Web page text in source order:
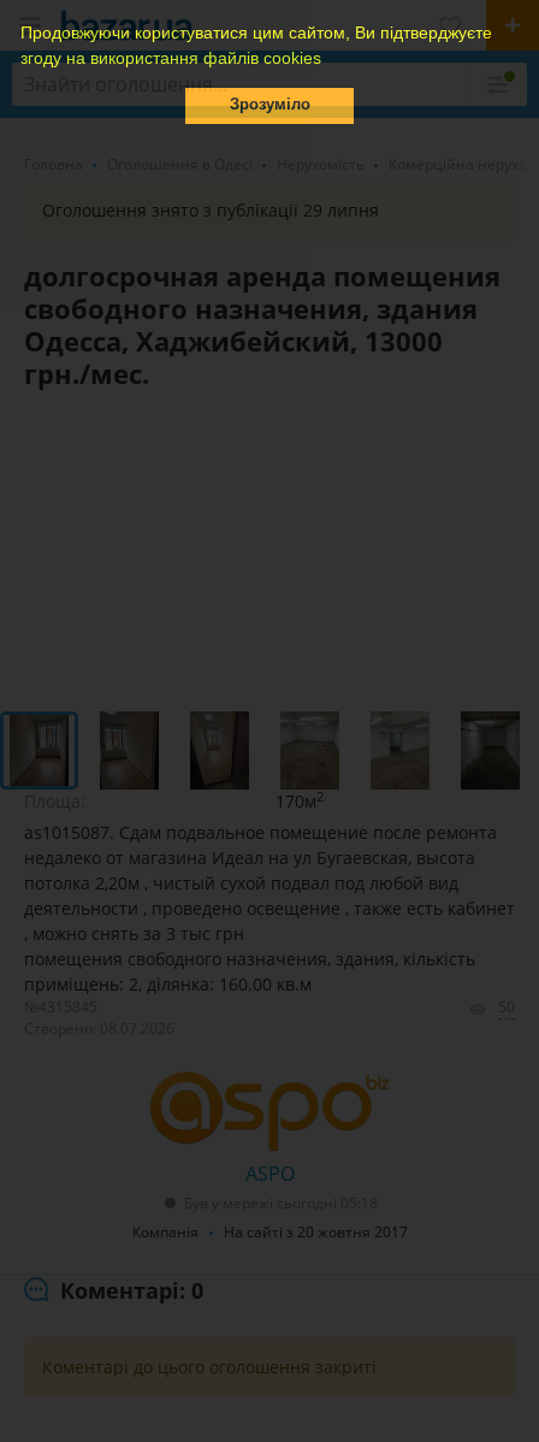
Продовжуючи користуватися цим сайтом, Ви підтверджуєте
згоду на використання файлів cookies
Зрозуміло
Оголошення знято з публікації 29 липня
долгосрочная аренда помещения
свободного назначения, здания
Одесса, Хаджибейский, 13000
грн./мес.
170м2
as1015087. Сдам подвальное помещение после ремонта
недалеко от магазина Идеал на ул Бугаевская, высота
потолка 2,20м , чистый сухой подвал под любой вид
деятельности , проведено освещение , также есть кабинет
, можно снять за 3 тыс грн
помещения свободного назначения, здания, кількість
приміщень: 2, ділянка: 160.00 кв.м
ASPO
Компанія
На сайті з 20 жовтня 2017
Коментарі: 0
Коментарі до цього оголошення закриті